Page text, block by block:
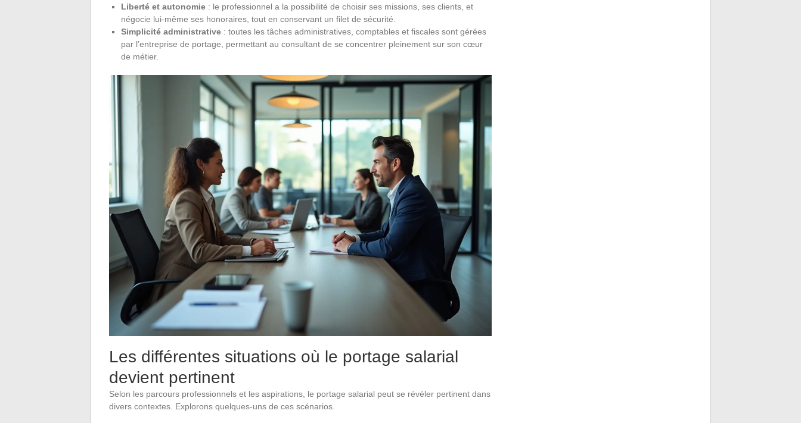
Liberté et autonomie : le professionnel a la possibilité de choisir ses missions, ses clients, et
négocie lui-même ses honoraires, tout en conservant un filet de sécurité.
Simplicité administrative : toutes les tâches administratives, comptables et fiscales sont gérées
par l’entreprise de portage, permettant au consultant de se concentrer pleinement sur son cœur
de métier.
Les différentes situations où le portage salarial
devient pertinent
Selon les parcours professionnels et les aspirations, le portage salarial peut se révéler pertinent dans
divers contextes. Explorons quelques-uns de ces scénarios.